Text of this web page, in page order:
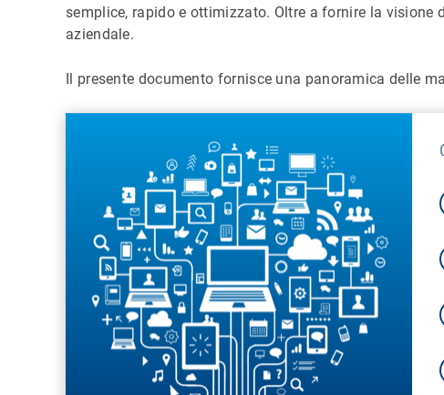
semplice, rapido e ottimizzato. Oltre a fornire la visione
aziendale.
Il presente documento fornisce una panoramica delle